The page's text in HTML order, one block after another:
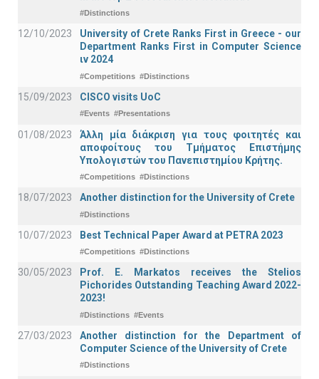
#Distinctions
12/10/2023
University of Crete Ranks First in Greece - our
Department Ranks First in Computer Science
ιν 2024
#Competitions #Distinctions
15/09/2023 CISCO visits UoC
#Events #Presentations
01/08/2023
Άλλη μία διάκριση για τους φοιτητές και
αποφοίτους του Τμήματος Επιστήμης
Υπολογιστών του Πανεπιστημίου Κρήτης.
#Competitions #Distinctions
18/07/2023 Another distinction for the University of Crete
#Distinctions
10/07/2023 Best Technical Paper Award at PETRA 2023
#Competitions #Distinctions
30/05/2023
Prof. E. Markatos receives the Stelios
Pichorides Outstanding Teaching Award 2022-
2023!
#Distinctions #Events
27/03/2023
Another distinction for the Department of
Computer Science of the University of Crete
#Distinctions